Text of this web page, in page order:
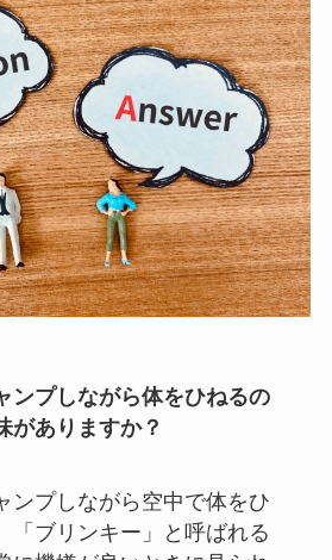
ンプしながら体をひねるの
がありますか？
ンプしながら空中で体をひ
「ブリンキー」と呼ばれる